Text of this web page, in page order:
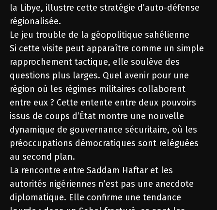
la Libye, illustre cette stratégie d’auto-défense
régionalisée.
Le jeu trouble de la géopolitique sahélienne
Si cette visite peut apparaître comme un simple
rapprochement tactique, elle soulève des
questions plus larges. Quel avenir pour une
région où les régimes militaires collaborent
entre eux ? Cette entente entre deux pouvoirs
issus de coups d’État montre une nouvelle
dynamique de gouvernance sécuritaire, où les
préoccupations démocratiques sont reléguées
au second plan.
La rencontre entre Saddam Haftar et les
autorités nigériennes n’est pas une anecdote
diplomatique. Elle confirme une tendance